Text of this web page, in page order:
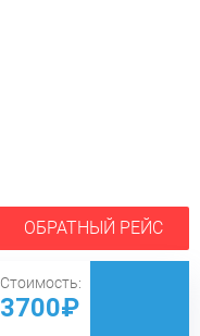
ОБРАТНЫЙ РЕЙС
Стоимость:
3700₽